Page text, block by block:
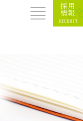
採用
情報
RECRUIT